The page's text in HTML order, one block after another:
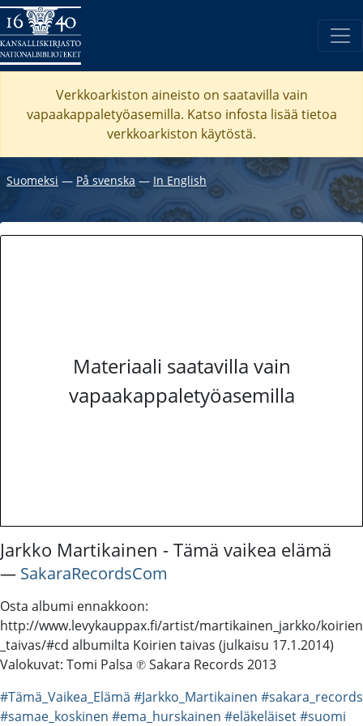
Verkkoarkiston aineisto on saatavilla vain
vapaakappaletyöasemilla. Katso infosta lisää tietoa
verkkoarkiston käytöstä.
Suomeksi ― På svenska ― In English
Materiaali saatavilla vain
vapaakappaletyöasemilla
Jarkko Martikainen - Tämä vaikea elämä
― SakaraRecordsCom
Osta albumi ennakkoon:
http://www.levykauppax.fi/artist/martikainen_jarkko/koirien
_taivas/#cd albumilta Koirien taivas (julkaisu 17.1.2014)
Valokuvat: Tomi Palsa ℗ Sakara Records 2013
#Tämä_Vaikea_Elämä #Jarkko_Martikainen #sakara_records
#samae_koskinen #ema_hurskainen #eläkeläiset#suomi